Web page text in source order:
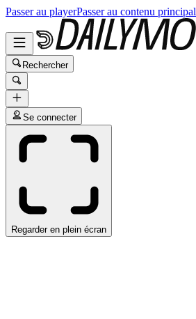
Passer au playerPasser au contenu principal
Rechercher
Se connecter
Regarder en plein écran